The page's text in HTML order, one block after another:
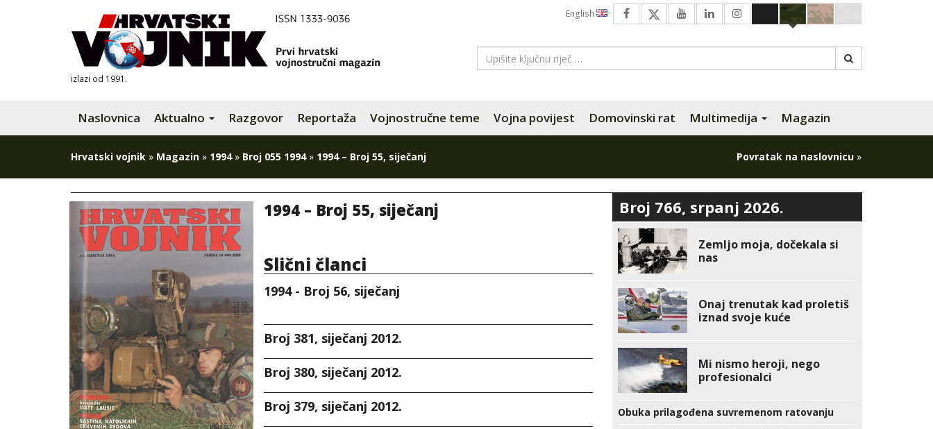
izlazi od 1991.
English
Naslovnica Aktualno Razgovor Reportaža Vojnostručne teme Vojna povijest Domovinski rat Multimedija Magazin
Hrvatski vojnik » Magazin » 1994» Broj 055 1994» 1994 – Broj 55, siječanj Povratak na naslovnicu »
1994 – Broj 55, siječanj
Slični članci
1994 - Broj 56, siječanj
Broj 381, siječanj 2012.
Broj 380, siječanj 2012.
Broj 379, siječanj 2012.
Broj 766, srpanj 2026.
Zemljo moja, dočekala si
nas
Onaj trenutak kad proletiš
iznad svoje kuće
Mi nismo heroji, nego
profesionalci
Obuka prilagođena suvremenom ratovanju